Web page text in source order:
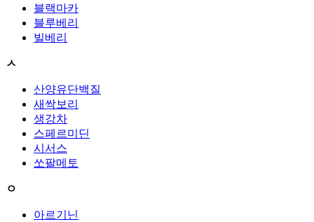
블랙마카
블루베리
빌베리
ㅅ
산양유단백질
새싹보리
생강차
스페르미딘
시서스
쏘팔메토
ㅇ
아르기닌